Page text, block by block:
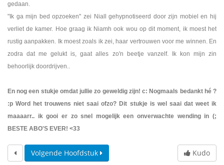
gedaan.
"Ik ga mijn bed opzoeken" zei Niall gehypnotiseerd door zijn mobiel en hij
verliet de kamer. Hoe graag ik Niamh ook wou op dit moment, ik moest het
rustig aanpakken. Ik moest zoals ik zei, haar vertrouwen voor me winnen. En
zodra dat me gelukt is, gaat alles zo'n beetje vanzelf. Ik kon mijn zin
behoorlijk doordrijven..
En nog een stukje omdat jullie zo geweldig zijn! c: Nogmaals bedankt hé ?
:p Word het trouwens niet saai ofzo? Dit stukje is wel saai dat weet ik
maaaarr.. ik gooi er zo snel mogelijk een onverwachte wending in (;
BESTE ABO'S EVER! <33
Kudo
Volgende Hoofdstuk